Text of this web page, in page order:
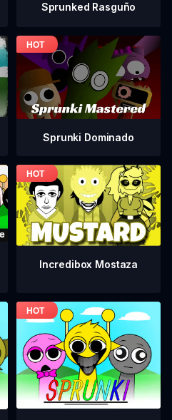
Sprunked Rasguño
Sprunki Dominado
Incredibox Mostaza